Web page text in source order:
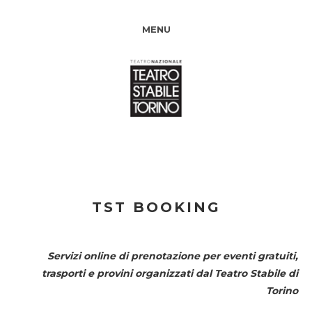
MENU
TST BOOKING
Servizi online di prenotazione per eventi gratuiti,
trasporti e provini organizzati dal Teatro Stabile di
Torino